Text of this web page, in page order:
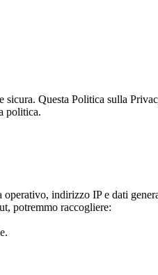
Questa Politica sulla
politica.
indirizzo IP e dati
potremmo raccogliere: